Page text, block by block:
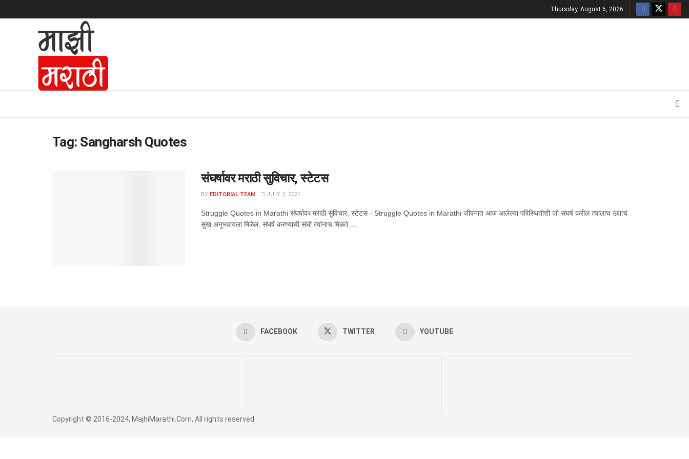
Thursday, August 6, 2026
Tag: Sangharsh Quotes
संघर्षावर मराठी सुविचार, स्टेटस
BY EDITORIAL TEAM JULY 2, 2021
Struggle Quotes in Marathi संघर्षावर मराठी सुविचार, स्टेटस - Struggle Quotes in Marathi जीवनात आज आलेल्या परिस्थितीशी जो संघर्ष करील त्यालाच उद्याचं
सुख अनुभवायला मिळेल. संघर्ष करण्याची संधी त्यांनाच मिळते ...
FACEBOOK TWITTER YOUTUBE
Copyright © 2016-2024, MajhiMarathi.Com, All rights reserved